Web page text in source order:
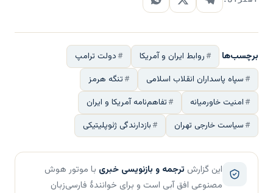
برچسب‌ها روابط ایران و آمریکا
دولت ترامپ
سپاه پاسداران انقلاب اسلامی
تنگه هرمز
امنیت خاورمیانه
تفاهم‌نامه آمریکا و ایران
سیاست خارجی تهران
بازدارندگی ژئوپلیتیکی
این گزارش ترجمه و بازنویسی خبری با موتور هوش
مصنوعی افق آبی است و برای خوانندهٔ فارسی‌زبان